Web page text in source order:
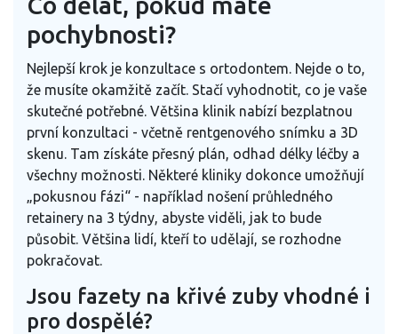
pochybnosti?
Nejlepší krok je konzultace s ortodontem. Nejde o to,
že musíte okamžitě začít. Stačí vyhodnotit, co je vaše
skutečné potřebné. Většina klinik nabízí bezplatnou
první konzultaci - včetně rentgenového snímku a 3D
skenu. Tam získáte přesný plán, odhad délky léčby a
všechny možnosti. Některé kliniky dokonce umožňují
„pokusnou fázi“ - například nošení průhledného
retainery na 3 týdny, abyste viděli, jak to bude
působit. Většina lidí, kteří to udělají, se rozhodne
pokračovat.
Jsou fazety na křivé zuby vhodné i
pro dospělé?